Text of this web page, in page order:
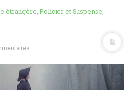
étrangère, Policier et Suspense,